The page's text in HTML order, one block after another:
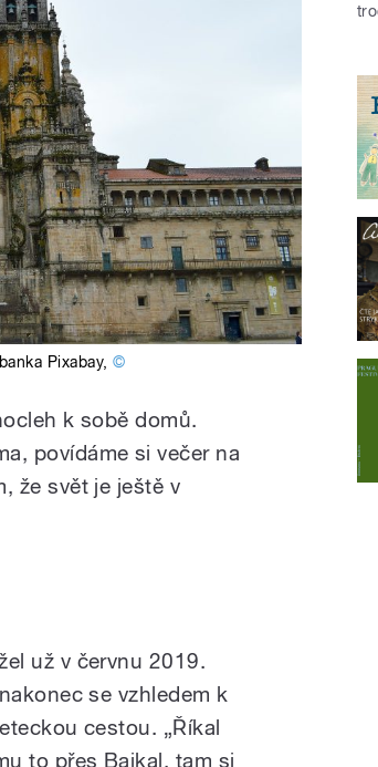
Pixabay,©
k sobě domů.
povídáme si večer na
že svět je ještě v
už v červnu 2019.
se vzhledem k
cestou. „Říkal
to přes Bajkal, tam si